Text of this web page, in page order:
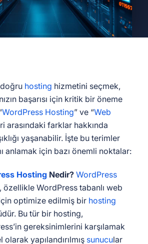
hosting hizmetini seçmek,
başarısı için kritik bir öneme
WordPress Hosting” ve “Web
arasındaki farklar hakkında
yaşanabilir. İşte bu terimler
anlamak için bazı önemli noktalar:
Hosting Nedir? WordPress
, özellikle WordPress tabanlı web
optimize edilmiş bir hosting
Bu tür bir hosting,
gereksinimlerini karşılamak
olarak yapılandırılmış sunucular